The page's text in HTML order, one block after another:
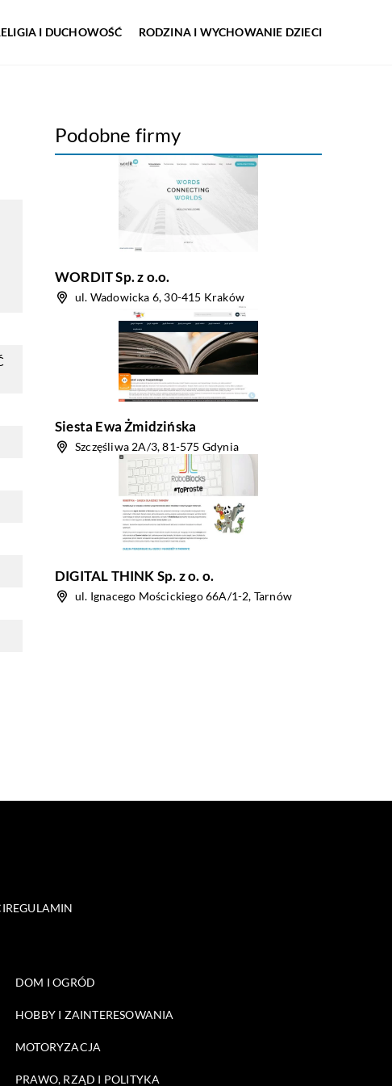
I DUCHOWOŚĆ RODZINA I WYCHOWANIE DZIECI
Podobne firmy
WORDIT Sp. z o.o.
ul. Wadowicka 6, 30-415 Kraków
Siesta Ewa Żmidzińska
Szczęśliwa 2A/3, 81-575 Gdynia
DIGITAL THINK Sp. z o. o.
ul. Ignacego Mościckiego 66A/1-2, Tarnów
REGULAMIN
DOM I OGRÓD
HOBBY I ZAINTERESOWANIA
MOTORYZACJA
PRAWO, RZĄD I POLITYKA